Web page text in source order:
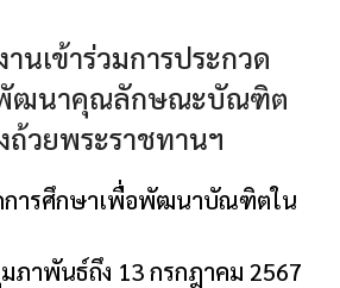
นเข้าร่วมการประกวด
พัฒนาคุณลักษณะบัณฑิต
วยพระราชทานฯ
การศึกษาเพื่อพัฒนาบัณฑิตใน
ภาพันธ์ถึง 13 กรกฎาคม 2567